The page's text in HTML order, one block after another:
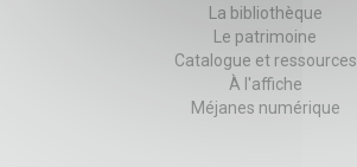
La bibliothèque
Le patrimoine
Catalogue et ressources
À l'affiche
Méjanes numérique